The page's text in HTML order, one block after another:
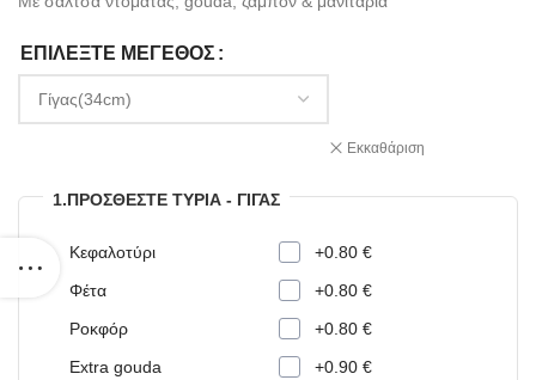
ΕΠΙΛΈΞΤΕ ΜΈΓΕΘΟΣ
Εκκαθάριση
1.ΠΡΟΣΘΈΣΤΕ ΤΥΡΙΆ - ΓΊΓΑΣ
Κεφαλοτύρι
+0.80 €
Φέτα
+0.80 €
Ροκφόρ
+0.80 €
Extra gouda
+0.90 €